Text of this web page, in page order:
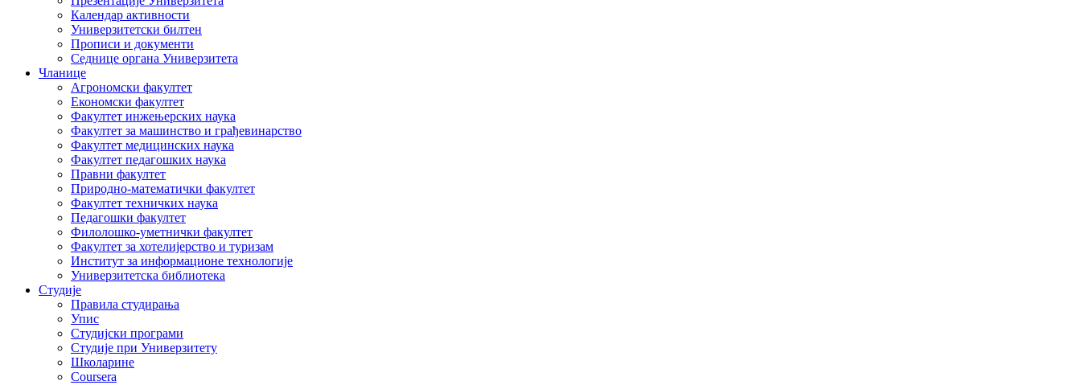
Календар активности
Универзитетски билтен
Прописи и документи
Седнице органа Универзитета
Чланице
Агрономски факултет
Економски факултет
Факултет инжењерских наука
Факултет за машинство и грађевинарство
Факултет медицинских наука
Факултет педагошких наука
Правни факултет
Природно-математички факултет
Факултет техничких наука
Педагошки факултет
Филолошко-уметнички факултет
Факултет за хотелијерство и туризам
Институт за информационе технологије
Универзитетска библиотека
Студије
Правила студирања
Упис
Студијски програми
Студије при Универзитету
Школарине
Coursera